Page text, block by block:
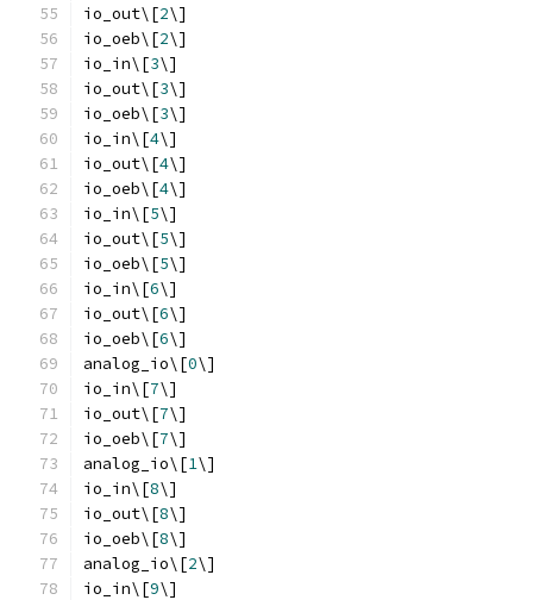
io_out\[2\]
io_oeb\[2\]
io_in\[3\]
io_out\[3\]
io_oeb\[3\]
io_in\[4\]
io_out\[4\]
io_oeb\[4\]
io_in\[5\]
io_out\[5\]
io_oeb\[5\]
io_in\[6\]
io_out\[6\]
io_oeb\[6\]
analog_io\[0\]
io_in\[7\]
io_out\[7\]
io_oeb\[7\]
analog_io\[1\]
io_in\[8\]
io_out\[8\]
io_oeb\[8\]
analog_io\[2\]
io_in\[9\]